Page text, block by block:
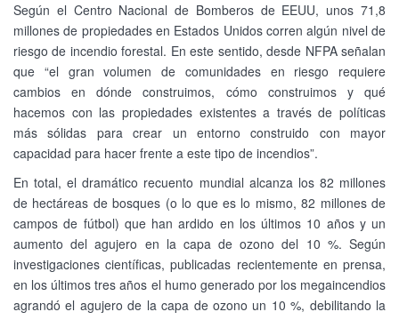
Según el Centro Nacional de Bomberos de EEUU, unos 71,8
millones de propiedades en Estados Unidos corren algún nivel de
riesgo de incendio forestal. En este sentido, desde NFPA señalan
que “el gran volumen de comunidades en riesgo requiere
cambios en dónde construimos, cómo construimos y qué
hacemos con las propiedades existentes a través de políticas
más sólidas para crear un entorno construido con mayor
capacidad para hacer frente a este tipo de incendios”.
En total, el dramático recuento mundial alcanza los 82 millones
de hectáreas de bosques (o lo que es lo mismo, 82 millones de
campos de fútbol) que han ardido en los últimos 10 años y un
aumento del agujero en la capa de ozono del 10 %. Según
investigaciones científicas, publicadas recientemente en prensa,
en los últimos tres años el humo generado por los megaincendios
agrandó el agujero de la capa de ozono un 10 %, debilitando la